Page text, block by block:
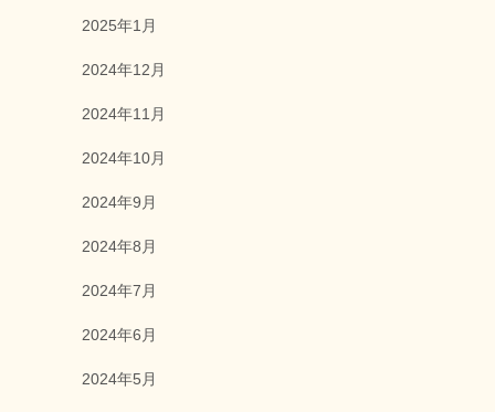
2025年1月
2024年12月
2024年11月
2024年10月
2024年9月
2024年8月
2024年7月
2024年6月
2024年5月